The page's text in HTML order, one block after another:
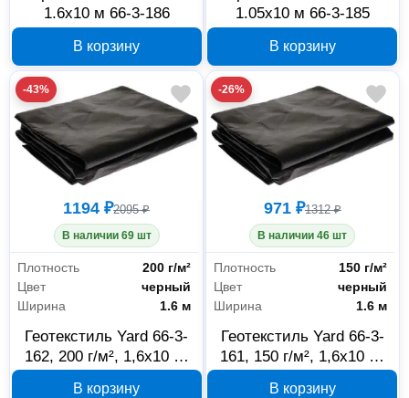
1.6x10 м 66-3-186
В корзину
1.05x10 м 66-3-185
В корзину
-43%
1194 ₽2095 ₽
В наличии 69 шт
Плотность
200 г/м²
Цвет
черный
Ширина
1.6 м
Геотекстиль Yard 66-3-
162, 200 г/м², 1,6х10 м,
В корзину
-26%
971 ₽1312 ₽
В наличии 46 шт
Плотность
150 г/м²
Цвет
черный
Ширина
1.6 м
Геотекстиль Yard 66-3-
161, 150 г/м², 1,6х10 м,
В корзину